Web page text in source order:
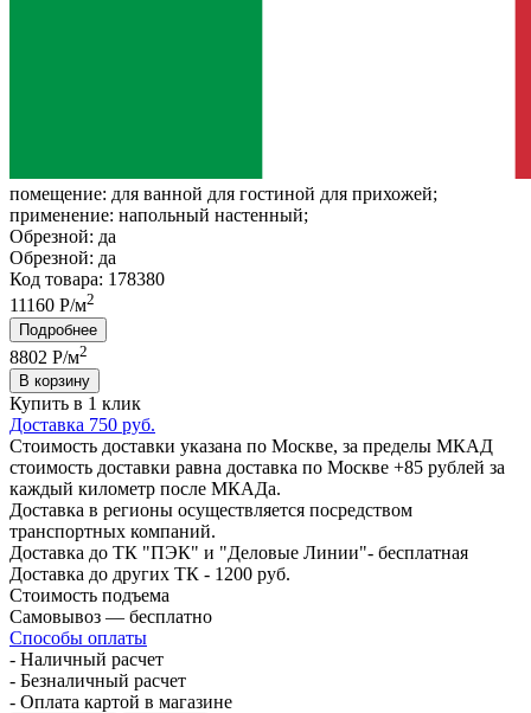
помещение: для ванной для гостиной для прихожей;
применение: напольный настенный;
Обрезной: да
Обрезной: да
Код товара: 178380
11160 Р/м2
Подробнее
8802 Р/м2
В корзину
Купить в 1 клик
Доставка 750 руб.
Стоимость доставки указана по Москве, за пределы МКАД
стоимость доставки равна доставка по Москве +85 рублей за
каждый километр после МКАДа.
Доставка в регионы осуществляется посредством
транспортных компаний.
Доставка до ТК "ПЭК" и "Деловые Линии"- бесплатная
Доставка до других ТК - 1200 руб.
Стоимость подъема
Самовывоз — бесплатно
Способы оплаты
- Наличный расчет
- Безналичный расчет
- Оплата картой в магазине